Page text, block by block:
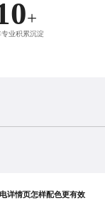
+
专业积累沉淀
详情页怎样配色更有效